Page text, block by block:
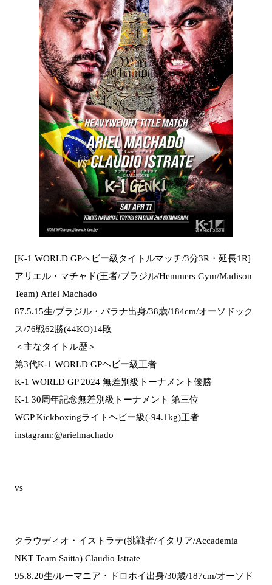
[K-1 WORLD GPヘビー級タイトルマッチ/3分3R・延長1R]
アリエル・マチャド(王者/ブラジル/Hemmers Gym/Madison
Team) Ariel Machado
87.5.15生/ブラジル・パラナ出身/38歳/184cm/オーソドック
ス/76戦62勝(44KO)14敗
＜主なタイトル歴＞
第3代K-1 WORLD GPヘビー級王者
K-1 WORLD GP 2024 無差別級トーナメント優勝
K-1 30周年記念無差別級トーナメント 第三位
WGP Kickboxingライトヘビー級(-94.1kg)王者
instagram:@arielmachado
vs
クラウディオ・イストラテ(挑戦者/イタリア/Accademia
NKT Team Saitta) Claudio Istrate
95.8.20生/ルーマニア・ドロホイ出身/30歳/187cm/オーソド